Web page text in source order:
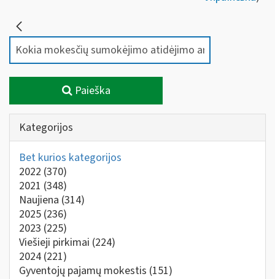
Paieška
Kategorijos
Bet kurios kategorijos
2022 (370)
2021 (348)
Naujiena (314)
2025 (236)
2023 (225)
Viešieji pirkimai (224)
2024 (221)
Gyventojų pajamų mokestis (151)